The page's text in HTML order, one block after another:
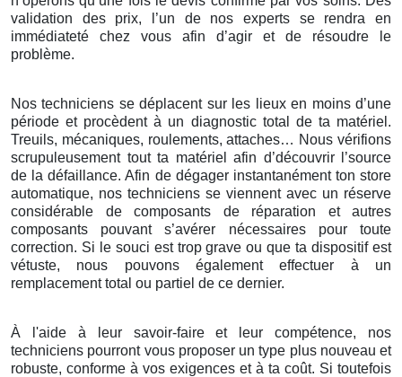
validation des prix, l’un de nos experts se rendra en
immédiateté chez vous afin d’agir et de résoudre le
problème.
Nos techniciens se déplacent sur les lieux en moins d’une
période et procèdent à un diagnostic total de ta matériel.
Treuils, mécaniques, roulements, attaches… Nous vérifions
scrupuleusement tout ta matériel afin d’découvrir l’source
de la défaillance. Afin de dégager instantanément ton store
automatique, nos techniciens se viennent avec un réserve
considérable de composants de réparation et autres
composants pouvant s’avérer nécessaires pour toute
correction. Si le souci est trop grave ou que ta dispositif est
vétuste, nous pouvons également effectuer à un
remplacement total ou partiel de ce dernier.
À l'aide à leur savoir-faire et leur compétence, nos
techniciens pourront vous proposer un type plus nouveau et
robuste, conforme à vos exigences et à ta coût. Si toutefois